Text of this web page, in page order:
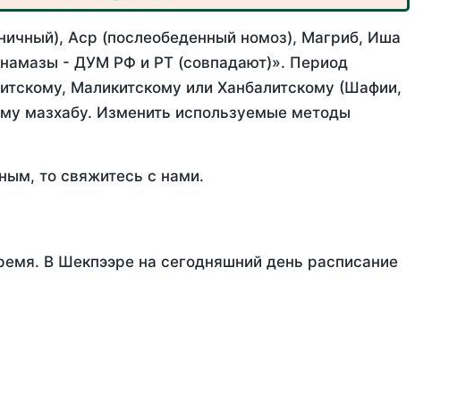
Аср (послеобеденный номоз), Магриб, Иша
- ДУМ РФ и РТ (совпадают)». Период
Маликитскому или Ханбалитскому (Шафии,
мазхабу. Изменить используемые методы
то свяжитесь с нами.
В Шекпээре на сегодняшний день расписание